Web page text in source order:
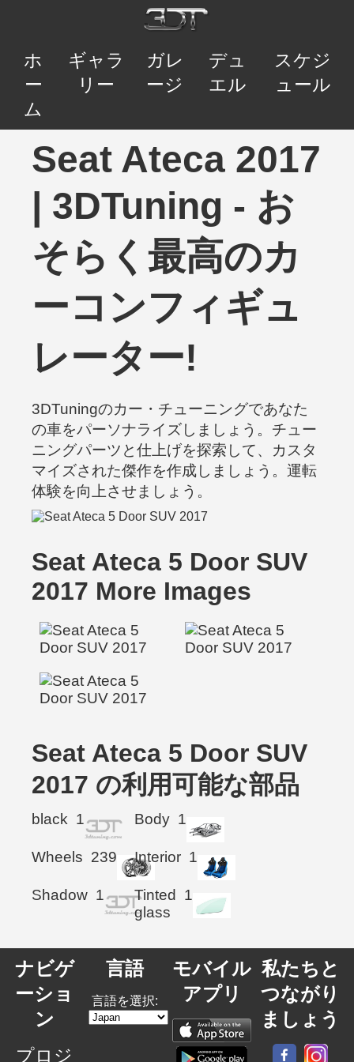
ホ
ー
ム
ギャラ
リー
ガレ
ージ
デュ
エル
スケジ
ュール
Seat Ateca 2017
| 3DTuning - お
そらく最高のカ
ーコンフィギュ
レーター!
3DTuningのカー・チューニングであなた
の車をパーソナライズしましょう。チュー
ニングパーツと仕上げを探索して、カスタ
マイズされた傑作を作成しましょう。運転
体験を向上させましょう。
Seat Ateca 5 Door SUV
2017 More Images
Seat Ateca 5 Door SUV
2017 の利用可能な部品
black 1 Body 1
Wheels 239 Interior 1
Shadow 1
Tinted
glass
1
ナビゲ
ーショ
ン
プロジ
言語
言語を選択:
モバイル
アプリ
私たちと
つながり
ましょう